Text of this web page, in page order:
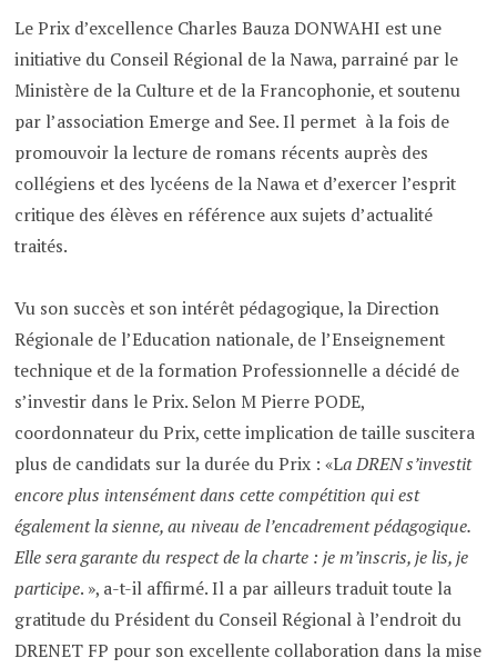
Le Prix d’excellence Charles Bauza DONWAHI est une
initiative du Conseil Régional de la Nawa, parrainé par le
Ministère de la Culture et de la Francophonie, et soutenu
par l’association Emerge and See. Il permet à la fois de
promouvoir la lecture de romans récents auprès des
collégiens et des lycéens de la Nawa et d’exercer l’esprit
critique des élèves en référence aux sujets d’actualité
traités.
Vu son succès et son intérêt pédagogique, la Direction
Régionale de l’Education nationale, de l’Enseignement
technique et de la formation Professionnelle a décidé de
s’investir dans le Prix. Selon M Pierre PODE,
coordonnateur du Prix, cette implication de taille suscitera
plus de candidats sur la durée du Prix : «La DREN s’investit
encore plus intensément dans cette compétition qui est
également la sienne, au niveau de l’encadrement pédagogique.
Elle sera garante du respect de la charte : je m’inscris, je lis, je
participe. », a-t-il affirmé. Il a par ailleurs traduit toute la
gratitude du Président du Conseil Régional à l’endroit du
DRENET FP pour son excellente collaboration dans la mise